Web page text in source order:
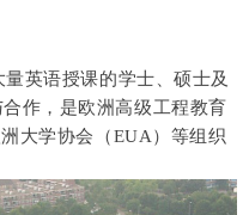
英语授课的学士、硕士及
作，是欧洲高级工程教育
大学协会（EUA）等组织